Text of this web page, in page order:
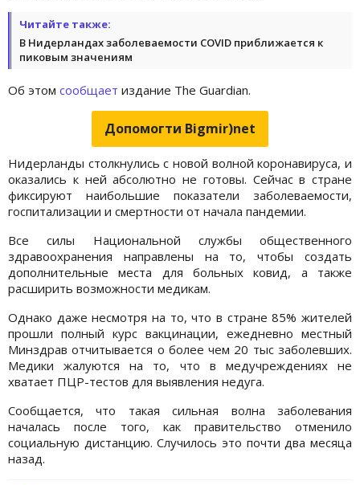
Читайте также:
В Нидерландах заболеваемости COVID приближается к
пиковым значениям
Об этом сообщает издание The Guardian.
Допомогти Bigmir)net
Нидерланды столкнулись с новой волной коронавируса, и
оказались к ней абсолютно не готовы. Сейчас в стране
фиксируют наибольшие показатели заболеваемости,
госпитализации и смертности от начала пандемии.
Все силы Национальной службы общественного
здравоохранения направлены на то, чтобы создать
дополнительные места для больных ковид, а также
расширить возможности медикам.
Однако даже несмотря на то, что в стране 85% жителей
прошли полный курс вакцинации, ежедневно местный
Минздрав отчитывается о более чем 20 тыс заболевших.
Медики жалуются на то, что в медучреждениях не
хватает ПЦР-тестов для выявления недуга.
Сообщается, что такая сильная волна заболевания
началась после того, как правительство отменило
социальную дистанцию. Случилось это почти два месяца
назад.